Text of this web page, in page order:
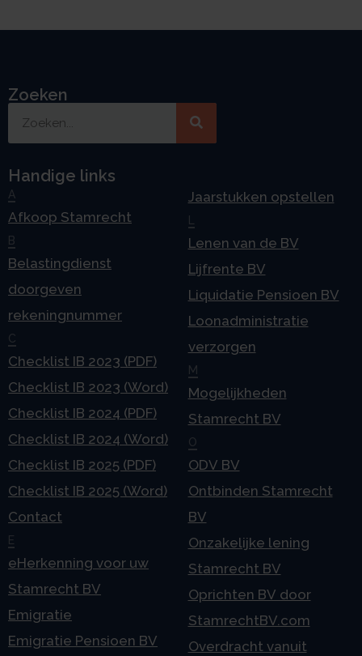
Zoeken
Handige links
A
Afkoop Stamrecht
B
Belastingdienst
doorgeven
rekeningnummer
C
Checklist IB 2023 (PDF)
Checklist IB 2023 (Word)
Checklist IB 2024 (PDF)
Checklist IB 2024 (Word)
Checklist IB 2025 (PDF)
Checklist IB 2025 (Word)
Contact
E
eHerkenning voor uw
Stamrecht BV
Emigratie
Emigratie Pensioen BV
Jaarstukken opstellen
L
Lenen van de BV
Lijfrente BV
Liquidatie Pensioen BV
Loonadministratie
verzorgen
M
Mogelijkheden
Stamrecht BV
O
ODV BV
Ontbinden Stamrecht
BV
Onzakelijke lening
Stamrecht BV
Oprichten BV door
StamrechtBV.com
Overdracht vanuit